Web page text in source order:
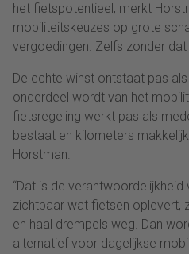
het fietspotentieel, merkt
mobiliteitskeuzes op grote
vergoedingen. Zelfs zonder dat
De echte winst ontstaat pas
onderdeel wordt van het
fietsregeling werkt pas als
bestaat en kilometers
Horstman.
“Dat is de
zichtbaar wat fietsen oplevert,
en haal drempels weg. Dan
alternatief voor dagelijkse